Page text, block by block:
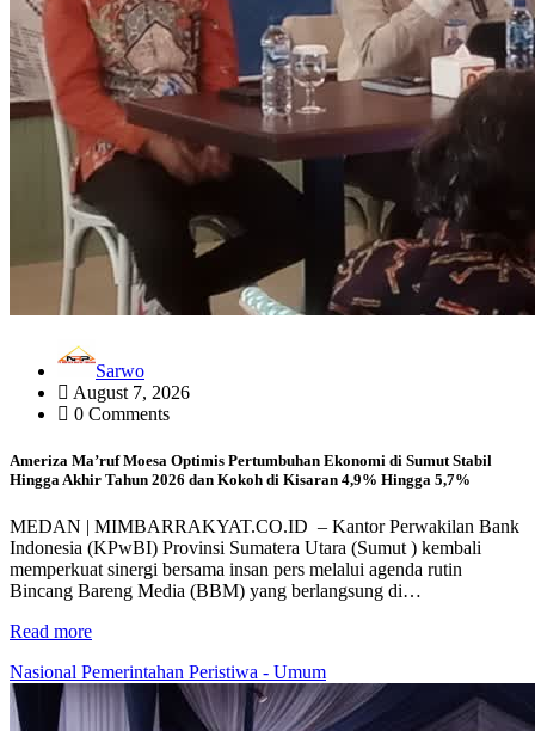
Sarwo
August 7, 2026
0 Comments
Ameriza Ma’ruf Moesa‎ Optimis Pertumbuhan Ekonomi di Sumut Stabil
Hingga Akhir Tahun 2026 dan Kokoh di Kisaran 4,9% Hingga 5,7%
MEDAN | MIMBARRAKYAT.CO.ID – Kantor Perwakilan Bank
Indonesia (KPwBI) Provinsi Sumatera Utara (Sumut ) kembali
memperkuat sinergi bersama insan pers melalui agenda rutin
Bincang Bareng Media (BBM) yang berlangsung di…
Read more
Nasional Pemerintahan Peristiwa - Umum